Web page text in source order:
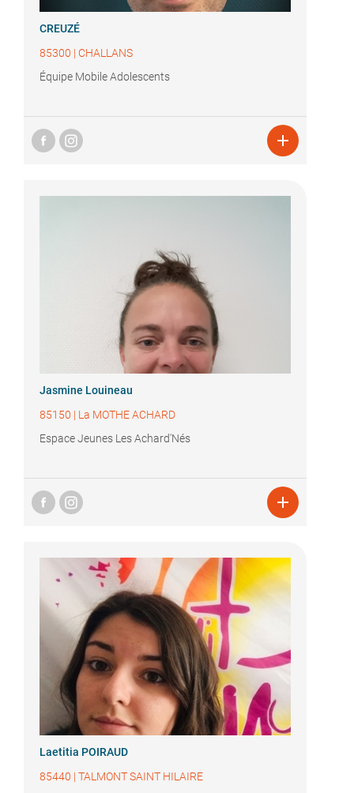
CREUZÉ
85300 | CHALLANS
Équipe Mobile Adolescents

Jasmine Louineau
85150 | La MOTHE ACHARD
Espace Jeunes Les Achard'Nés

Laetitia POIRAUD
85440 | TALMONT SAINT HILAIRE